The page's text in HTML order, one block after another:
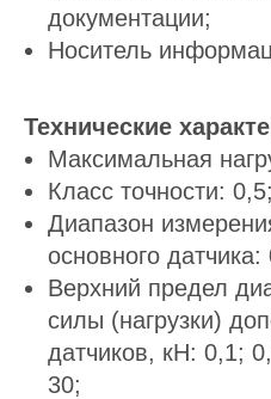
документации;
Носитель
Технические
Максимальная
Класс точности: 0,5;
Диапазон
основного датчика:
Верхний предел
силы (нагрузки)
датчиков, кН: 0,1;
30;